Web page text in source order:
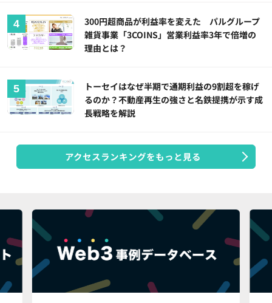
300円超商品が利益率を変えた パルグループ
雑貨事業「3COINS」営業利益率3年で倍増の
理由とは？
トーセイはなぜ半期で通期利益の9割超を稼げ
るのか？不動産再生の強さと名鉄提携が示す成
長戦略を解説
アクセスランキングをもっと見る